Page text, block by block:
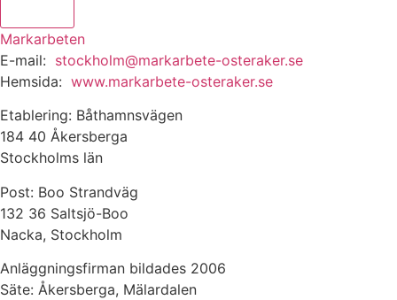
Markarbeten
E-mail: stockholm@markarbete-osteraker.se
Hemsida: www.markarbete-osteraker.se
Etablering: Båthamnsvägen
184 40 Åkersberga
Stockholms län
Post: Boo Strandväg
132 36 Saltsjö-Boo
Nacka, Stockholm
Anläggningsfirman bildades 2006
Säte: Åkersberga, Mälardalen